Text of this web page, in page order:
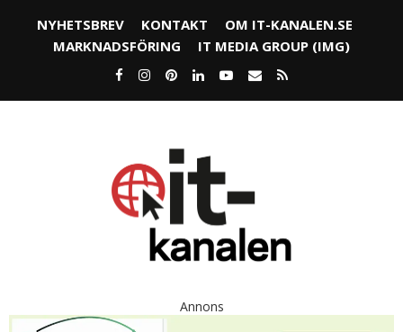
NYHETSBREV KONTAKT
OM IT-KANALEN.SE
MARKNADSFÖRING
IT MEDIA GROUP (IMG)
Annons